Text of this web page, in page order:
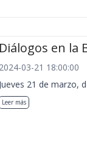
Diálogos en la
2024-03-21 18:00:00
Jueves 21 de marzo,
Leer más